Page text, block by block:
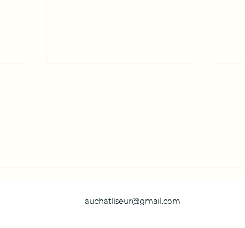
auchatliseur@gmail.com